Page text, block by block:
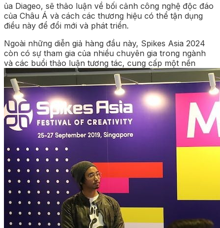
ủa Diageo, sẽ thảo luận về bối cảnh công nghệ độc đáo
của Châu Á và cách các thương hiệu có thể tận dụng
điều này để đổi mới và phát triển.
Ngoài những diễn giả hàng đầu này, Spikes Asia 2024
còn có sự tham gia của nhiều chuyên gia trong ngành
và các buổi thảo luận tương tác, cung cấp một nền